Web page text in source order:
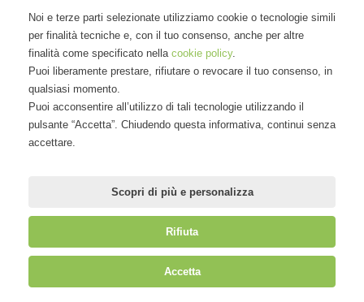
Organizzazioni
Mirandola Comunicazione S.r.l.| P.IVA IT09580130962 | Cap. Soc.
Noi e terze parti selezionate utilizziamo cookie o tecnologie simili
per finalità tecniche e, con il tuo consenso, anche per altre
finalità come specificato nella cookie policy.
Puoi liberamente prestare, rifiutare o revocare il tuo consenso, in
qualsiasi momento.
Puoi acconsentire all’utilizzo di tali tecnologie utilizzando il
pulsante “Accetta”. Chiudendo questa informativa, continui senza
accettare.
Scopri di più e personalizza
Rifiuta
Accetta